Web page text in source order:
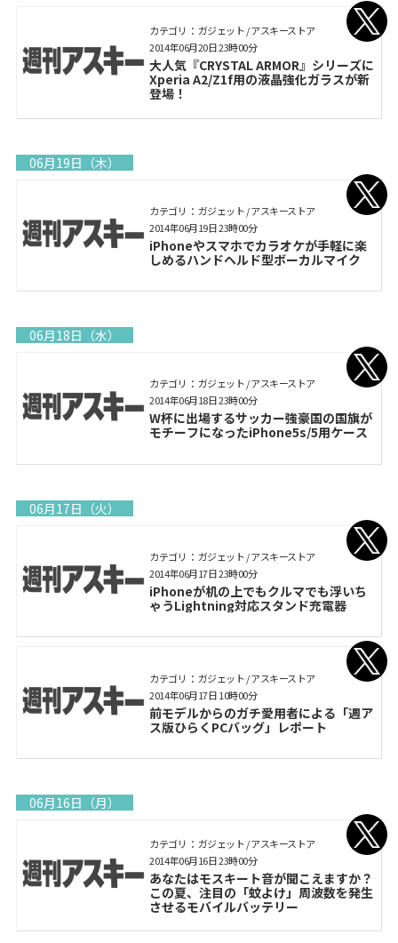
カテゴリ： ガジェット / アスキーストア
大人気『CRYSTAL ARMOR』シリーズに
Xperia A2/Z1f用の液晶強化ガラスが新
登場！
2014年06月20日 23時00分
06月19日（木）
カテゴリ： ガジェット / アスキーストア
iPhoneやスマホでカラオケが手軽に楽
しめるハンドヘルド型ボーカルマイク
2014年06月19日 23時00分
06月18日（水）
カテゴリ： ガジェット / アスキーストア
W杯に出場するサッカー強豪国の国旗が
モチーフになったiPhone5s/5用ケース
2014年06月18日 23時00分
06月17日（火）
カテゴリ： ガジェット / アスキーストア
iPhoneが机の上でもクルマでも浮いち
ゃうLightning対応スタンド充電器
2014年06月17日 23時00分
カテゴリ： ガジェット / アスキーストア
前モデルからのガチ愛用者による「週ア
ス版ひらくPCバッグ」レポート
2014年06月17日 10時00分
06月16日（月）
カテゴリ： ガジェット / アスキーストア
あなたはモスキート音が聞こえますか？
この夏、注目の「蚊よけ」周波数を発生
させるモバイルバッテリー
2014年06月16日 23時00分